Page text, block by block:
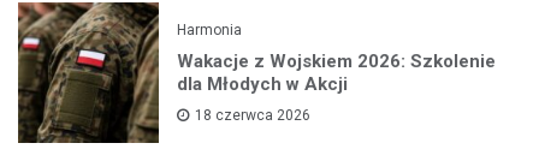
Harmonia
Wakacje z Wojskiem 2026: Szkolenie
dla Młodych w Akcji
18 czerwca 2026